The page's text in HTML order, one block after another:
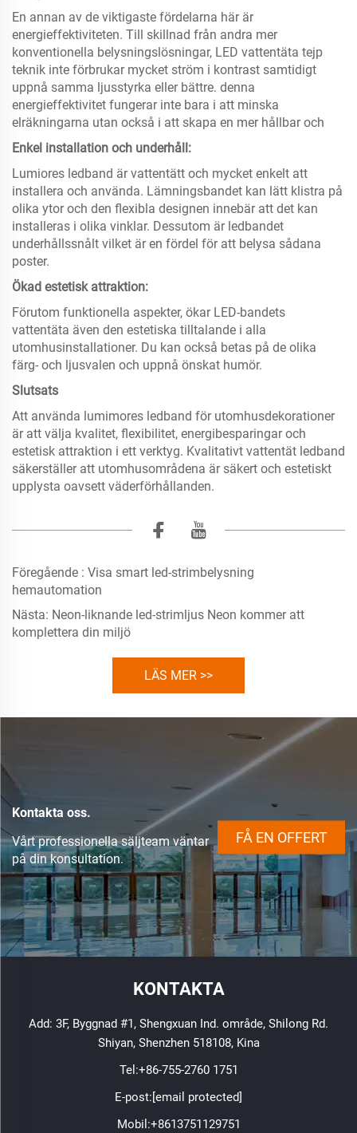
En annan av de viktigaste fördelarna här är
energieffektiviteten. Till skillnad från andra mer
konventionella belysningslösningar, LED vattentäta tejp
teknik inte förbrukar mycket ström i kontrast samtidigt
uppnå samma ljusstyrka eller bättre. denna
energieffektivitet fungerar inte bara i att minska
elräkningarna utan också i att skapa en mer hållbar och
Enkel installation och underhåll:
Lumiores ledband är vattentätt och mycket enkelt att
installera och använda. Lämningsbandet kan lätt klistra på
olika ytor och den flexibla designen innebär att det kan
installeras i olika vinklar. Dessutom är ledbandet
underhållssnålt vilket är en fördel för att belysa sådana
poster.
Ökad estetisk attraktion:
Förutom funktionella aspekter, ökar LED-bandets
vattentäta även den estetiska tilltalande i alla
utomhusinstallationer. Du kan också betas på de olika
färg- och ljusvalen och uppnå önskat humör.
Slutsats
Att använda lumimores ledband för utomhusdekorationer
är att välja kvalitet, flexibilitet, energibesparingar och
estetisk attraktion i ett verktyg. Kvalitativt vattentät ledband
säkerställer att utomhusområdena är säkert och estetiskt
upplysta oavsett väderförhållanden.
Föregående : Visa smart led-strimbelysning
hemautomation
Nästa: Neon-liknande led-strimljus Neon kommer att
komplettera din miljö
LÄS MER >>
Kontakta oss.
Vårt professionella säljteam väntar
på din konsultation.
FÅ EN OFFERT
KONTAKTA
Add: 3F, Byggnad #1, Shengxuan Ind. område, Shilong Rd.
Shiyan, Shenzhen 518108, Kina
Tel:+86-755-2760 1751
E-post:[email protected]
Mobil:+8613751129751